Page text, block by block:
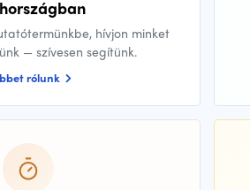
hívjon minket
— szívesen segítünk.
rólunk